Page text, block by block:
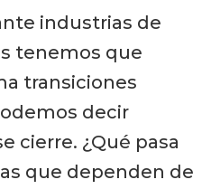
industrias de
tenemos que
transiciones
decir
cierre. ¿Qué pasa
que dependen de